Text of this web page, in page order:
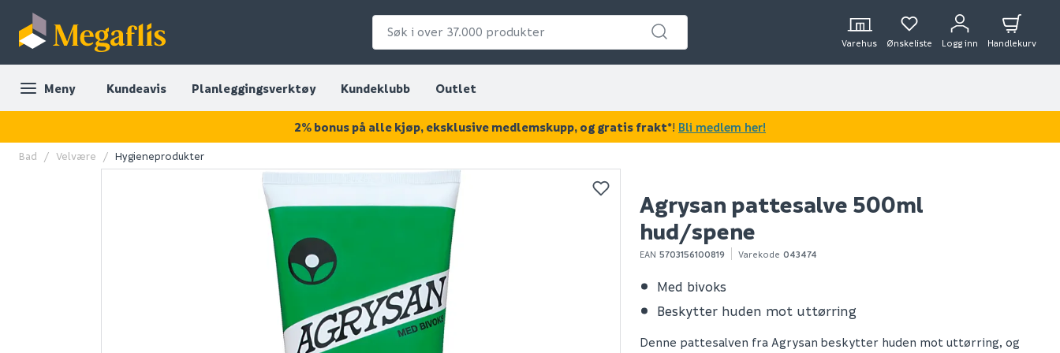
Varehus Ønskeliste Logg inn Handlekurv
Meny Kundeavis Planleggingsverktøy Kundeklubb Outlet
KAN DISSE VÆRE AV INTERESSE?
Bad Velvære Hygieneprodukter
Agrysan pattesalve 500ml
hud/spene
EAN 5703156100819 Varekode 043474
Med bivoks
Beskytter huden mot uttørring
Denne pattesalven fra Agrysan beskytter huden mot uttørring, og
2% bonus på alle kjøp, eksklusive medlemskupp, og gratis frakt*! Bli medlem her!